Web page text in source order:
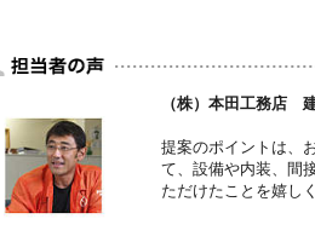
（株）本田工務
提案のポイントは、
て、設備や内装、間
ただけたことを嬉し